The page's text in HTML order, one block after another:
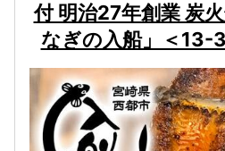
付 明治27年創業 炭
なぎの入船」＜13-